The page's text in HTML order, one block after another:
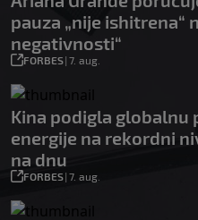
pauza „nije ishitrena“
negativnosti“
FORBES| 7. aug.
Kina podigla
energije na rekordni
na dnu
FORBES| 7. aug.